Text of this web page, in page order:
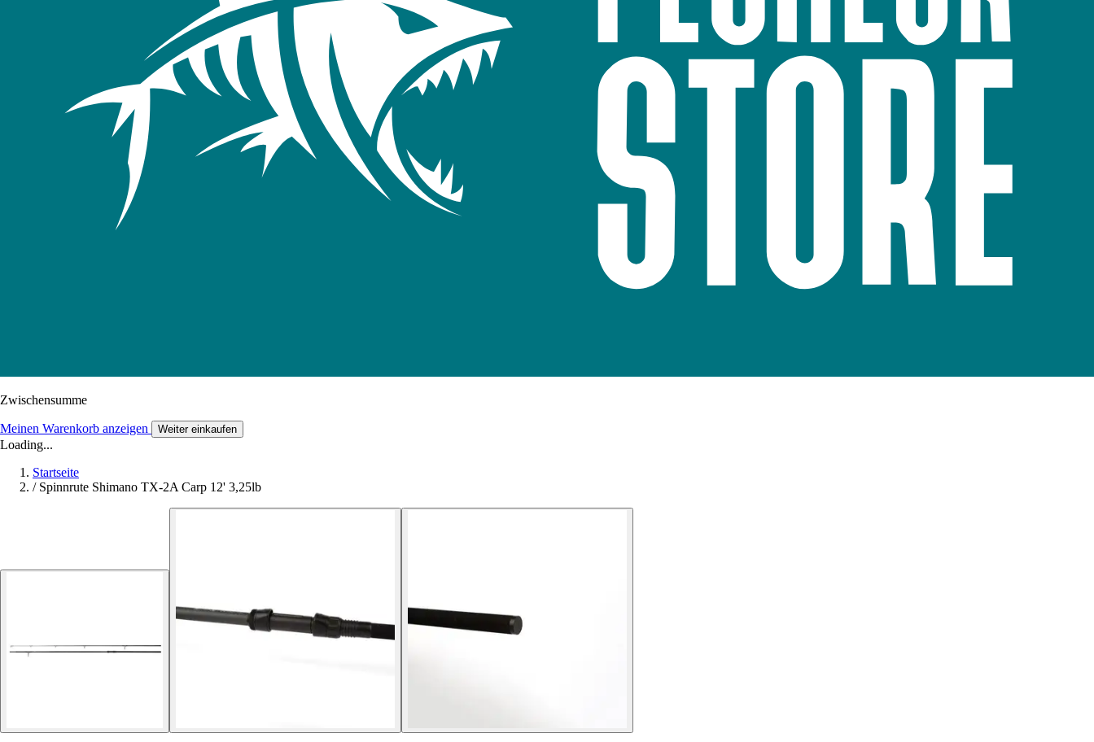
Zwischensumme
Meinen Warenkorb anzeigen Weiter einkaufen
Loading...
Startseite
/ Spinnrute Shimano TX-2A Carp 12' 3,25lb